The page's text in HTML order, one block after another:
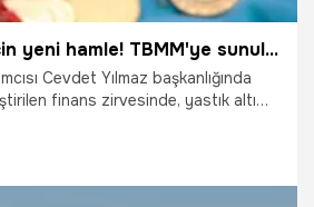
Yastık altı altın için yeni hamle! TBMM'ye sunulacak
Cevdet Yılmaz başkanlığında
finans zirvesinde, yastık altı
getirilecek. Yatırımcıların finansman